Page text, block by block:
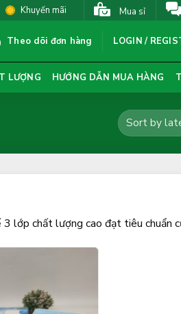
Khuyến mãi Mua sỉ
Theo dõi đơn hàng LOGIN /
LƯỢNG HƯỚNG DẪN MUA HÀNG
3 lớp chất lượng cao đạt tiêu chuẩn